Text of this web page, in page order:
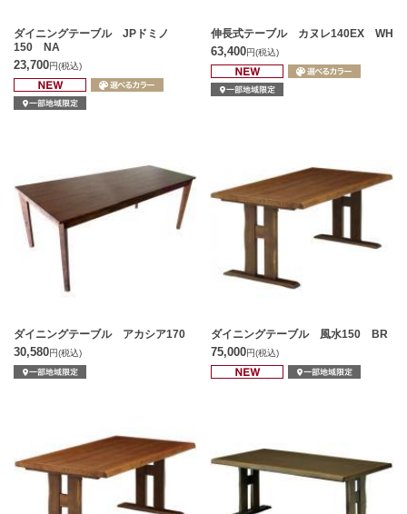
ダイニングテーブル JPドミノ
150 NA
23,700円(税込)
伸長式テーブル カヌレ140EX WH
63,400円(税込)
ダイニングテーブル アカシア170
30,580円(税込)
ダイニングテーブル 風水150 BR
75,000円(税込)